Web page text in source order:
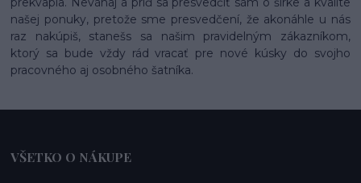
našej ponuky, pretože sme presvedčení, že akonáhle u nás
raz nakúpiš, stanešs sa našim pravidelným zákazníkom,
ktorý sa bude vždy rád vracať pre nové kúsky do svojho
pracovného aj osobného šatníka.
VŠETKO O NÁKUPE